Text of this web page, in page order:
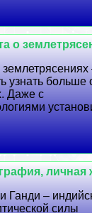
о
узнать больше
Даже с
личная
Ганди –
силы